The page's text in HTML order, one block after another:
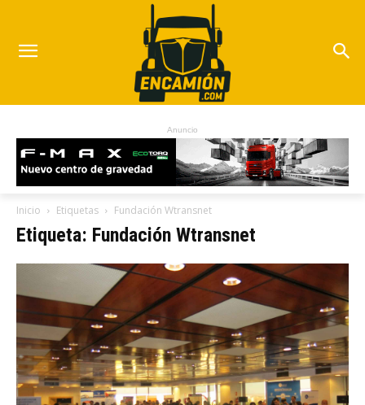
Anuncio
Inicio Etiquetas Fundación Wtransnet
Etiqueta: Fundación Wtransnet